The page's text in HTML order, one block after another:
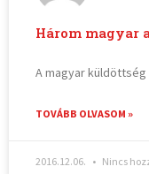
Három magyar
A magyar
TOVÁBB OLVASOM »
2016.12.06. Nincs